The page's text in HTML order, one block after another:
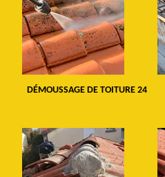
DÉMOUSSAGE DE TOITURE 24